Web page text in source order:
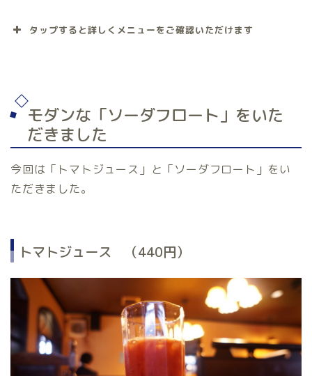
タップすると詳しくメニューをご確認いただけます
モダンな「ソーダフロート」をいた
だきました
今回は「トマトジュース」と「ソーダフロート」をい
ただきました。
トマトジュース （440円）